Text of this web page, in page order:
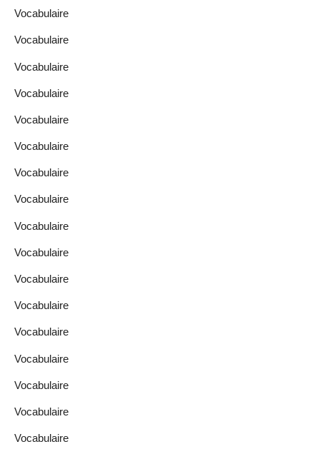
Vocabulaire
Vocabulaire
Vocabulaire
Vocabulaire
Vocabulaire
Vocabulaire
Vocabulaire
Vocabulaire
Vocabulaire
Vocabulaire
Vocabulaire
Vocabulaire
Vocabulaire
Vocabulaire
Vocabulaire
Vocabulaire
Vocabulaire